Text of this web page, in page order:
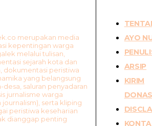
merupakan media
kepentingan warga
melalui tulisan,
sejarah kota dan
dokumentasi peristiwa
yang belangsung
desa, saluran penyadaran
jurnalisme warga
journalism), serta kliping
peristiwa keseharian
dianggap penting
AYO
ARSIP
KIRIM